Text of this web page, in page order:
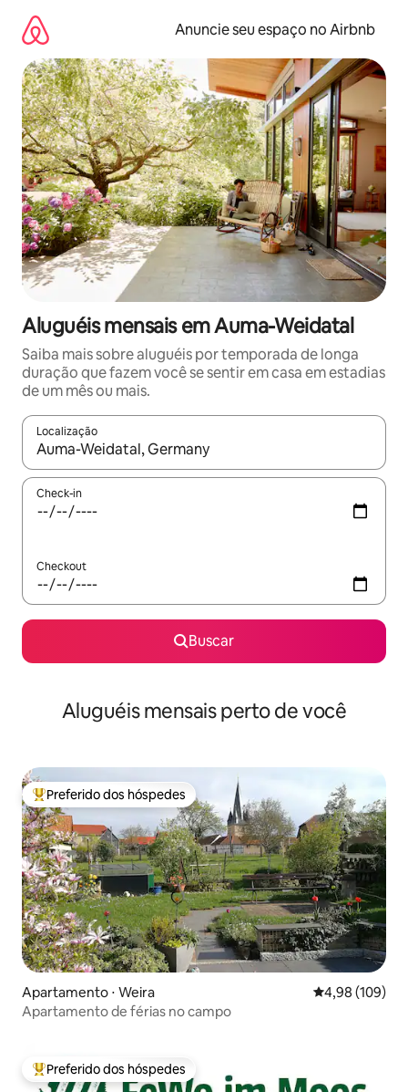
para
conteúdo
Anuncie seu espaço no Airbnb
Aluguéis mensais em Auma-Weidatal
Saiba mais sobre aluguéis por temporada de longa
duração que fazem você se sentir em casa em estadias
de um mês ou mais.
Localização
Quando os resultados estiverem disponíveis, explore-os
Check-in
Checkout
Buscar
Aluguéis mensais perto de você
Entre os melhores preferidos dos hóspedes
Preferido dos hóspedes
Apartamento ⋅ Weira 4,98 de uma
4,98 (109)
Apartamento de férias no campo
Entre os melhores preferidos dos hóspedes
Preferido dos hóspedes